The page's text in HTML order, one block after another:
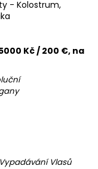
Kč / 200 €, na
Vlasů